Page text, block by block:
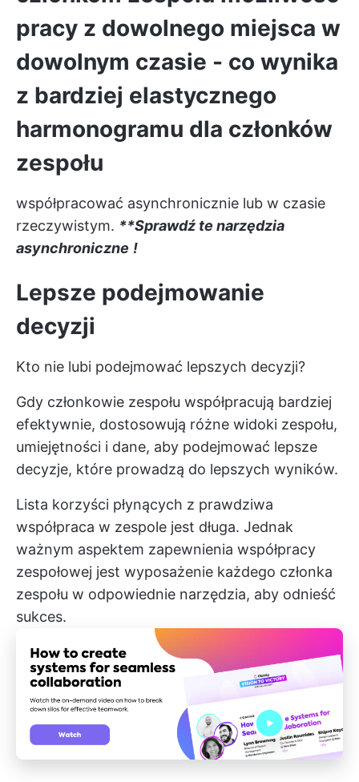
pracy z dowolnego miejsca w
dowolnym czasie - co wynika
z bardziej elastycznego
harmonogramu dla członków
zespołu
współpracować asynchronicznie lub w czasie
rzeczywistym. **Sprawdź te narzędzia
asynchroniczne !
Lepsze podejmowanie
decyzji
Kto nie lubi podejmować lepszych decyzji?
Gdy członkowie zespołu współpracują bardziej
efektywnie, dostosowują różne widoki zespołu,
umiejętności i dane, aby podejmować lepsze
decyzje, które prowadzą do lepszych wyników.
Lista korzyści płynących z prawdziwa
współpraca w zespole jest długa. Jednak
ważnym aspektem zapewnienia współpracy
zespołowej jest wyposażenie każdego członka
zespołu w odpowiednie narzędzia, aby odnieść
sukces.